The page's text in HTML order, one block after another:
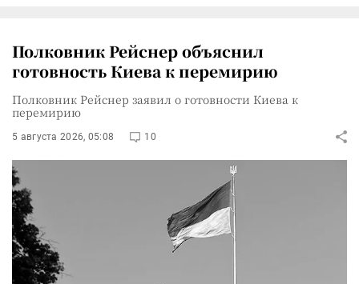
Полковник Рейснер объяснил
готовность Киева к перемирию
Полковник Рейснер заявил о готовности Киева к
перемирию
5 августа 2026, 05:08 10